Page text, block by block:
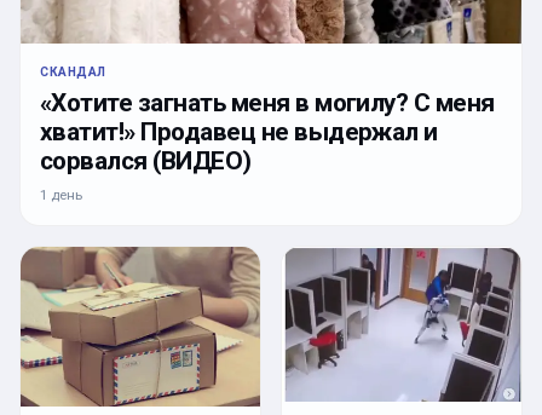
СКАНДАЛ
«Хотите загнать меня в могилу? С меня
хватит!» Продавец не выдержал и
сорвался (ВИДЕО)
1 день